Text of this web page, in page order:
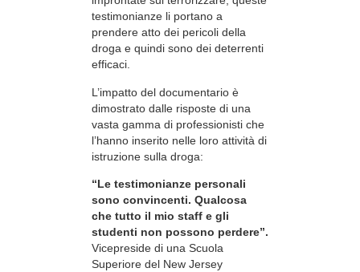
testimonianze li portano a
prendere atto dei pericoli della
droga e quindi sono dei deterrenti
efficaci.
L’impatto del documentario è
dimostrato dalle risposte di una
vasta gamma di professionisti che
l’hanno inserito nelle loro attività di
istruzione sulla droga:
“Le testimonianze personali
sono convincenti. Qualcosa
che tutto il mio staff e gli
studenti non possono perdere”.
Vicepreside di una Scuola
Superiore del New Jersey